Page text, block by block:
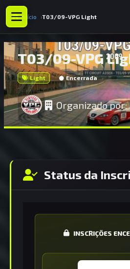
Início T03/09-VPG Light
T03/09-VPG
Light Encerrada
Organizado por:
Status da
INSCRIÇÕES